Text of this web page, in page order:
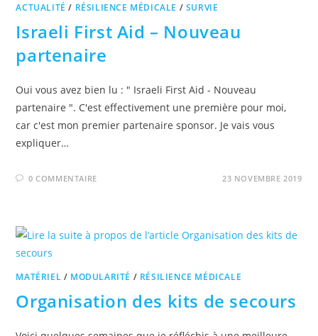
ACTUALITÉ / RÉSILIENCE MÉDICALE / SURVIE
Israeli First Aid – Nouveau
partenaire
Oui vous avez bien lu : " Israeli First Aid - Nouveau
partenaire ". C'est effectivement une première pour moi,
car c'est mon premier partenaire sponsor. Je vais vous
expliquer…
0 COMMENTAIRE 23 NOVEMBRE 2019
MATÉRIEL / MODULARITÉ / RÉSILIENCE MÉDICALE
Organisation des kits de secours